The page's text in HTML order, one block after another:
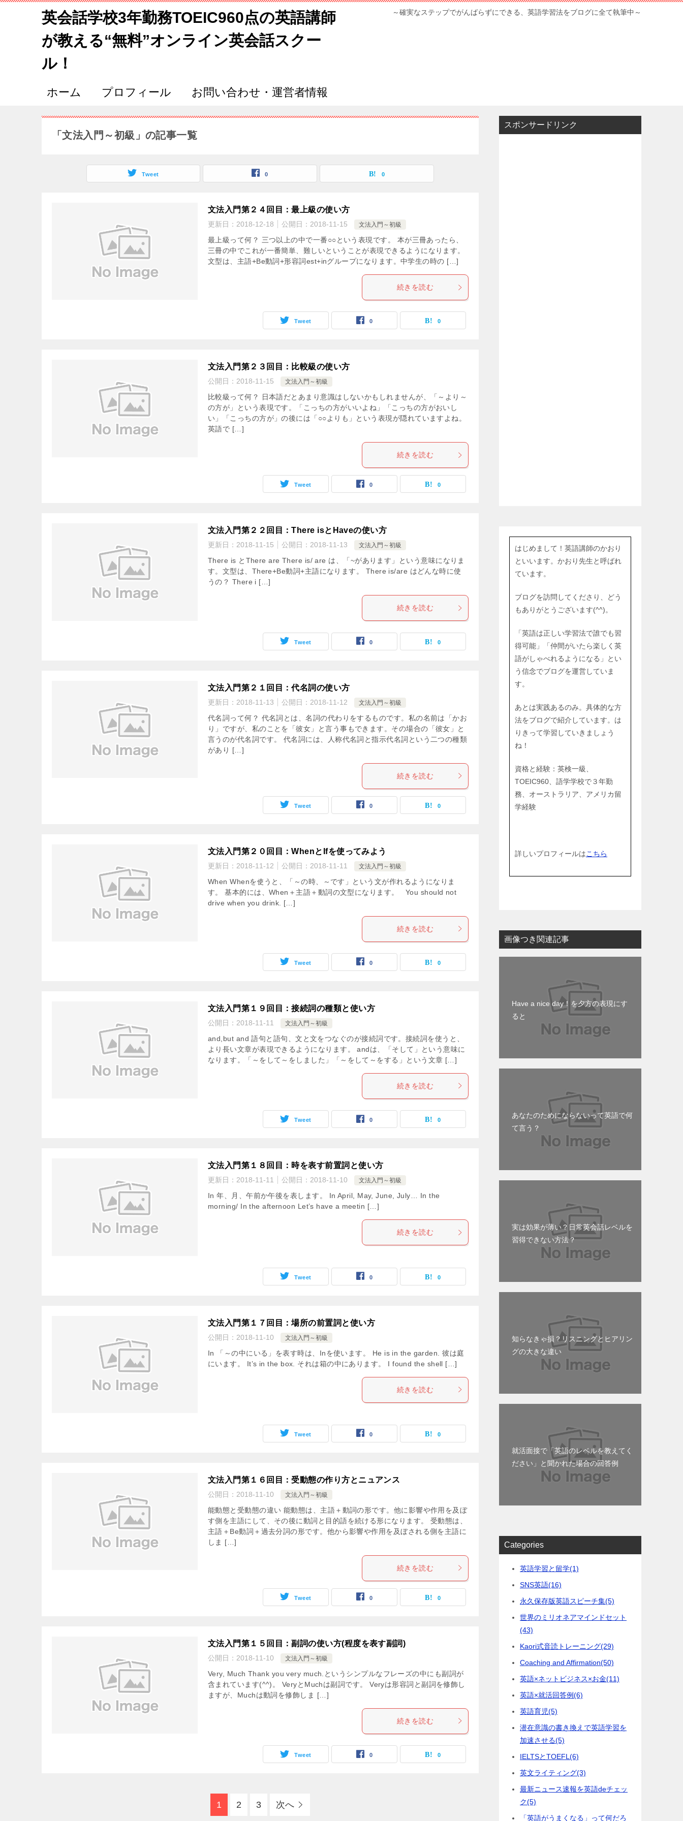
英会話学校3年勤務TOEIC960点の英語講師
が教える“無料”オンライン英会話スクー
ル！
～確実なステップでがんばらずにできる、英語学習法をブログに全て執筆中～
ホーム プロフィール お問い合わせ・運営者情報
「文法入門～初級」の記事一覧
Tweet 0 0
文法入門第２４回目：最上級の使い方
更新日： 2018-12-18 公開日： 2018-11-15 文法入門～初級
最上級って何？ 三つ以上の中で一番○○という表現です。 本が三冊あったら、
三冊の中でこれが一番簡単、難しいということが表現できるようになります。
文型は、主語+Be動詞+形容詞est+inグループになります。中学生の時の […]
続きを読む
Tweet 0 0
文法入門第２３回目：比較級の使い方
公開日： 2018-11-15 文法入門～初級
比較級って何？ 日本語だとあまり意識はしないかもしれませんが、「～より～
の方が」という表現です。「こっちの方がいいよね」「こっちの方がおいし
い」「こっちの方が」の後には「○○よりも」という表現が隠れていますよね。
英語で […]
続きを読む
Tweet 0 0
文法入門第２２回目：There isとHaveの使い方
更新日： 2018-11-15 公開日： 2018-11-13 文法入門～初級
There is とThere are There is/ are は、「~があります」という意味になりま
す。文型は、There+Be動詞+主語になります。 There is/are はどんな時に使
うの？ There i […]
続きを読む
Tweet 0 0
文法入門第２１回目：代名詞の使い方
更新日： 2018-11-13 公開日： 2018-11-12 文法入門～初級
代名詞って何？ 代名詞とは、名詞の代わりをするものです。私の名前は「かお
り」ですが、私のことを「彼女」と言う事もできます。その場合の「彼女」と
言うのが代名詞です。 代名詞には、人称代名詞と指示代名詞という二つの種類
があり […]
続きを読む
Tweet 0 0
文法入門第２０回目：WhenとIfを使ってみよう
更新日： 2018-11-12 公開日： 2018-11-11 文法入門～初級
When Whenを使うと、「～の時、～です」という文が作れるようになりま
す。 基本的には、When＋主語＋動詞の文型になります。 You should not
drive when you drink. […]
続きを読む
Tweet 0 0
文法入門第１９回目：接続詞の種類と使い方
公開日： 2018-11-11 文法入門～初級
and,but and 語句と語句、文と文をつなぐのが接続詞です。接続詞を使うと、
より長い文章が表現できるようになります。 andは、「そして」という意味に
なります。「～をして～をしました」「～をして～をする」という文章 […]
続きを読む
Tweet 0 0
文法入門第１８回目：時を表す前置詞と使い方
更新日： 2018-11-11 公開日： 2018-11-10 文法入門～初級
In 年、月、午前か午後を表します。 In April, May, June, July… In the
morning/ In the afternoon Let’s have a meetin […]
続きを読む
Tweet 0 0
文法入門第１７回目：場所の前置詞と使い方
公開日： 2018-11-10 文法入門～初級
In 「～の中にいる」を表す時は、Inを使います。 He is in the garden. 彼は庭
にいます。 It’s in the box. それは箱の中にあります。 I found the shell […]
続きを読む
Tweet 0 0
文法入門第１６回目：受動態の作り方とニュアンス
公開日： 2018-11-10 文法入門～初級
能動態と受動態の違い 能動態は、主語＋動詞の形です。他に影響や作用を及ぼ
す側を主語にして、その後に動詞と目的語を続ける形になります。 受動態は、
主語＋Be動詞＋過去分詞の形です。他から影響や作用を及ぼされる側を主語に
しま […]
続きを読む
Tweet 0 0
文法入門第１５回目：副詞の使い方(程度を表す副詞)
公開日： 2018-11-10 文法入門～初級
Very, Much Thank you very much.というシンプルなフレーズの中にも副詞が
含まれています(^^)。 VeryとMuchは副詞です。 Veryは形容詞と副詞を修飾し
ますが、Muchは動詞を修飾しま […]
続きを読む
Tweet 0 0
1 2 3 次へ
スポンサードリンク
はじめまして！英語講師のかおり
といいます。かおり先生と呼ばれ
ています。
ブログを訪問してくださり、どう
もありがとうございます(^^)。
「英語は正しい学習法で誰でも習
得可能」「仲間がいたら楽しく英
語がしゃべれるようになる」とい
う信念でブログを運営していま
す。
あとは実践あるのみ。具体的な方
法をブログで紹介しています。は
りきって学習していきましょう
ね！
資格と経験：英検一級、
TOEIC960、語学学校で３年勤
務、オーストラリア、アメリカ留
学経験
詳しいプロフィールはこちら
画像つき関連記事
Have a nice day！を夕方の表現にす
ると
あなたのためにならないって英語で何
て言う？
実は効果が薄い？日常英会話レベルを
習得できない方法？
知らなきゃ損？リスニングとヒアリン
グの大きな違い
就活面接で「英語のレベルを教えてく
ださい」と聞かれた場合の回答例
Categories
英語学習と留学(1)
SNS英語(16)
永久保存版英語スピーチ集(5)
世界のミリオネアマインドセット
(43)
Kaori式音読トレーニング(29)
Coaching and Affirmation(50)
英語×ネットビジネス×お金(11)
英語×就活回答例(6)
英語育児(5)
潜在意識の書き換えで英語学習を
加速させる(5)
IELTSとTOEFL (6)
英文ライティング(3)
最新ニュース速報を英語deチェッ
ク(5)
「英語がうまくなる」って何だろ